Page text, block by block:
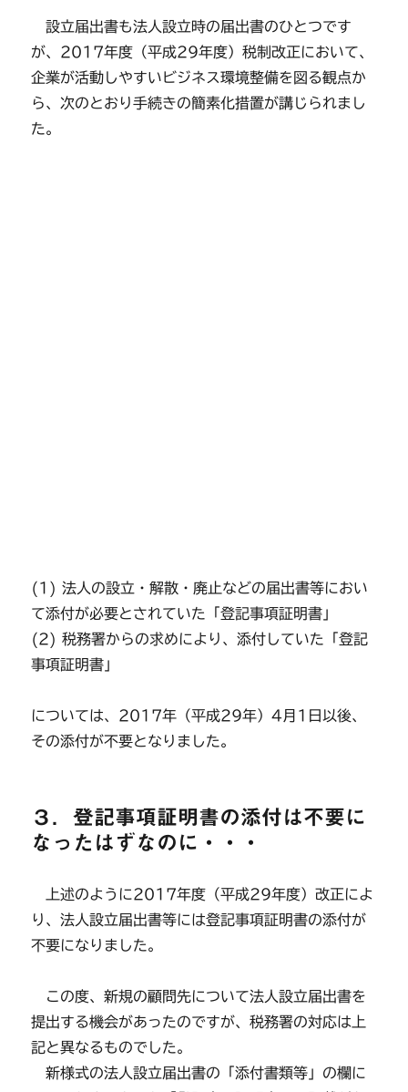
設立届出書も法人設立時の届出書のひとつです
が、2017年度（平成29年度）税制改正において、
企業が活動しやすいビジネス環境整備を図る観点か
ら、次のとおり手続きの簡素化措置が講じられまし
た。
(1) 法人の設立・解散・廃止などの届出書等におい
て添付が必要とされていた「登記事項証明書」
(2) 税務署からの求めにより、添付していた「登記
事項証明書」
については、2017年（平成29年）4月1日以後、
その添付が不要となりました。
３．登記事項証明書の添付は不要に
なったはずなのに・・・
上述のように2017年度（平成29年度）改正によ
り、法人設立届出書等には登記事項証明書の添付が
不要になりました。
この度、新規の顧問先について法人設立届出書を
提出する機会があったのですが、税務署の対応は上
記と異なるものでした。
新様式の法人設立届出書の「添付書類等」の欄に